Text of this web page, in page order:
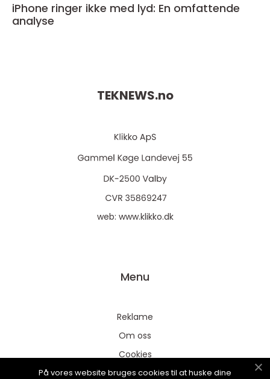
iPhone ringer ikke med lyd: En omfattende
analyse
TEKNEWS.no
web: www.klikko.dk
Menu
Reklame
Om oss
Cookies
Kontakt Oss
På vores website bruges cookies til at huske dine